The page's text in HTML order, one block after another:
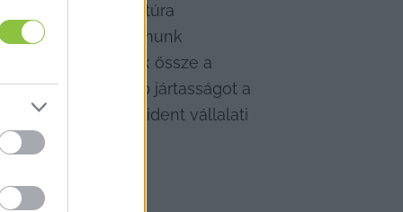
is a pénzügyi kultúra
szóló programunk
állítsunk össze a
nagyobb jártasságot a
Márta, a Provident vállalati